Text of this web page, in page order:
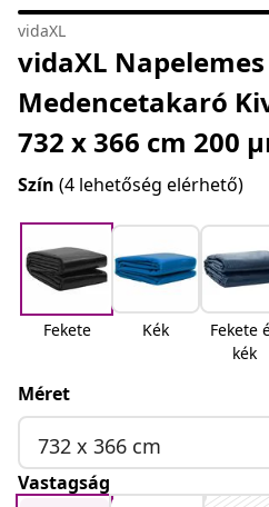
vidaXL
vidaXL Napelemes
Medencetakaró
732 x 366 cm 200
Szín (4 lehetőség elérhető)
Fekete Kék
Fekete
kék
Méret
732 x 366 cm
Vastagság